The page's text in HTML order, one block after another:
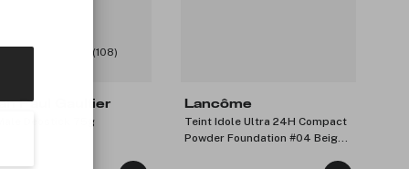
(108)
Paul Gaultier
Deostick 75g
Lancôme
Teint Idole Ultra 24H Compact
Powder Foundation #04 Beige